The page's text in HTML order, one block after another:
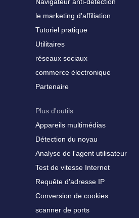
le marketing d'affiliation
Tutoriel pratique
Utilitaires
réseaux sociaux
commerce électronique
Partenaire
Plus d'outils
Appareils multimédias
Détection du noyau
Analyse de l'agent utilisateur
Test de vitesse Internet
Requête d'adresse IP
Conversion de cookies
scanner de ports